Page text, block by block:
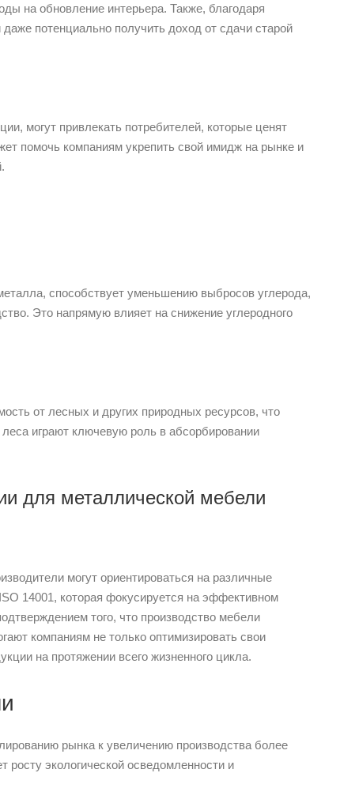
на обновление интерьера. Также, благодаря
потенциально получить доход от сдачи старой
могут привлекать потребителей, которые ценят
помочь компаниям укрепить свой имидж на рынке и
способствует уменьшению выбросов углерода,
Это напрямую влияет на снижение углеродного
от лесных и других природных ресурсов, что
играют ключевую роль в абсорбировании
для металлической мебели
могут ориентироваться на различные
14001, которая фокусируется на эффективном
того, что производство мебели
компаниям не только оптимизировать свои
на протяжении всего жизненного цикла.
рынка к увеличению производства более
экологической осведомленности и